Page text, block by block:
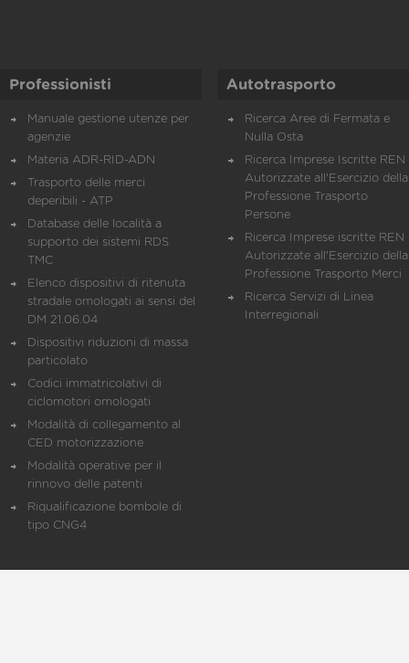
Professionisti
Manuale gestione utenze per
agenzie
Materia ADR-RID-ADN
Trasporto delle merci
deperibili - ATP
Database delle località a
supporto dei sistemi RDS
TMC
Elenco dispositivi di ritenuta
stradale omologati ai sensi del
DM 21.06.04
Dispositivi riduzioni di massa
particolato
Codici immatricolativi di
ciclomotori omologati
Modalità di collegamento al
CED motorizzazione
Modalità operative per il
rinnovo delle patenti
Riqualificazione bombole di
tipo CNG4
Autotrasporto
Ricerca Aree di Fermata e
Nulla Osta
Ricerca Imprese Iscritte REN
Autorizzate all'Esercizio della
Professione Trasporto
Persone
Ricerca Imprese iscritte REN
Autorizzate all'Esercizio della
Professione Trasporto Merci
Ricerca Servizi di Linea
Interregionali